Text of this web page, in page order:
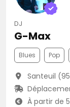
DJ
G-Max
Blues Pop
Santeuil
À partir de